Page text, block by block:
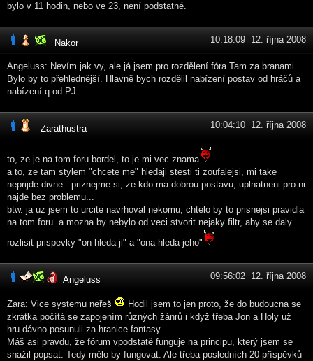
bylo v 11 hodin, nebo ve 23, není podstatné.
Nakor 10:18:09 12. října 2008
Angeluss: Nevím jak vy, ale já jsem pro rozdělení fóra Tam za branami.
Bylo by to přehlednější. Hlavně bych rozdělil nabízení postav od hráčů a
nabízení q od PJ.
Zarathustra 10:04:10 12. října 2008
to, ze je na tom foru bordel, to je mi vec znama
a to, ze tam stylem "chcete me" hledaji stesti ti zoufalejsi, mi take
neprijde divne - priznejme si, ze kdo ma dobrou postavu, uplnatneni pro ni
najde bez problemu...
btw. ja uz jsem to urcite navrhoval nekomu, chtelo by to prisnejsi pravidla
na tom foru. a mozna by nebylo od veci stvorit nejaky filtr, aby se daly
rozlisit prispevky "on hleda ji" a "ona hleda jeho"
Angeluss 09:56:02 12. října 2008
Zara: Vice systemu neřeš
Hodil jsem to jen proto, že do budoucna se
zkrátka počítá se zapojením různých žánrů i když třeba Jon a Holy už
hru dávno posunuli za hranice fantasy.
Máš asi pravdu, že fórum vpodstatě funguje na principu, který jsem se
snažil popsat. Tedy mělo by fungovat. Ale třeba posledních 20 příspěvků